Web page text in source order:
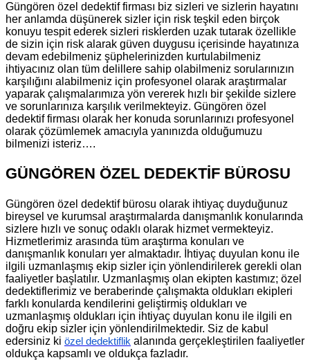
Güngören özel dedektif firması biz sizleri ve sizlerin hayatını
her anlamda düşünerek sizler için risk teşkil eden birçok
konuyu tespit ederek sizleri risklerden uzak tutarak özellikle
de sizin için risk alarak güven duygusu içerisinde hayatınıza
devam edebilmeniz şüphelerinizden kurtulabilmeniz
ihtiyacınız olan tüm delillere sahip olabilmeniz sorularınızın
karşılığını alabilmeniz için profesyonel olarak araştırmalar
yaparak çalışmalarımıza yön vererek hızlı bir şekilde sizlere
ve sorunlarınıza karşılık verilmekteyiz. Güngören özel
dedektif firması olarak her konuda sorunlarınızı profesyonel
olarak çözümlemek amacıyla yanınızda olduğumuzu
bilmenizi isteriz….
GÜNGÖREN ÖZEL DEDEKTİF BÜROSU
Güngören özel dedektif bürosu olarak ihtiyaç duyduğunuz
bireysel ve kurumsal araştırmalarda danışmanlık konularında
sizlere hızlı ve sonuç odaklı olarak hizmet vermekteyiz.
Hizmetlerimiz arasında tüm araştırma konuları ve
danışmanlık konuları yer almaktadır. İhtiyaç duyulan konu ile
ilgili uzmanlaşmış ekip sizler için yönlendirilerek gerekli olan
faaliyetler başlatılır. Uzmanlaşmış olan ekipten kastımız; özel
dedektiflerimiz ve beraberinde çalışmakta oldukları ekipleri
farklı konularda kendilerini geliştirmiş oldukları ve
uzmanlaşmış oldukları için ihtiyaç duyulan konu ile ilgili en
doğru ekip sizler için yönlendirilmektedir. Siz de kabul
edersiniz ki özel dedektiflik alanında gerçekleştirilen faaliyetler
oldukça kapsamlı ve oldukça fazladır.